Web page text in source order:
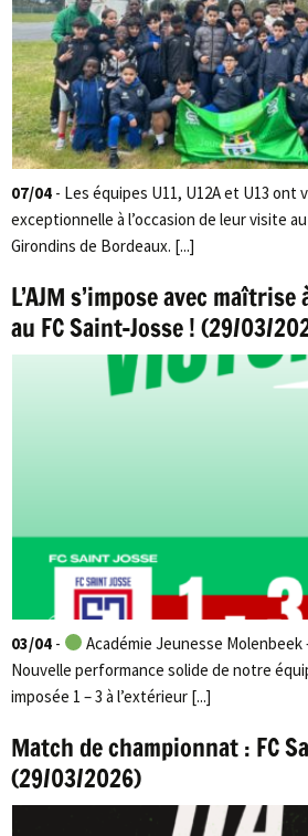
07/04 - Les équipes U11, U12A et U13 ont
exceptionnelle à l’occasion de leur visite
Girondins de Bordeaux. [...]
L’AJM s’impose avec
au FC Saint-Josse ! (29/03/
03/04 -
Académie Jeunesse Molenbeek
Nouvelle performance solide de notre
imposée 1 – 3 à l’extérieur [...]
Match de championnat : FC
(29/03/2026)